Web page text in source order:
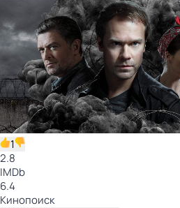
1
2.8
IMDb
6.4
Кинопоиск